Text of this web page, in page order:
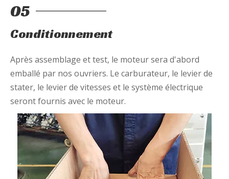
05
Conditionnement
Après assemblage et test, le moteur sera d'abord
emballé par nos ouvriers. Le carburateur, le levier de
stater, le levier de vitesses et le système électrique
seront fournis avec le moteur.